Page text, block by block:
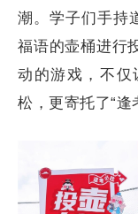
潮。学子们手持
福语的壶桶进行
动的游戏，不仅
松，更寄托了“逢